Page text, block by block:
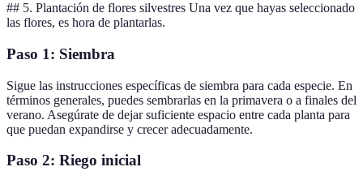
## 5. Plantación de flores silvestres Una vez que hayas seleccionado
las flores, es hora de plantarlas.
Paso 1: Siembra
Sigue las instrucciones específicas de siembra para cada especie. En
términos generales, puedes sembrarlas en la primavera o a finales del
verano. Asegúrate de dejar suficiente espacio entre cada planta para
que puedan expandirse y crecer adecuadamente.
Paso 2: Riego inicial